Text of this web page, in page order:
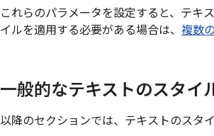
これらのパラメータを設定すると、テキ
イルを適用する必要がある場合は、 複数
一般的なテキストのスタイ
以降のセクションでは、テキストのスタ